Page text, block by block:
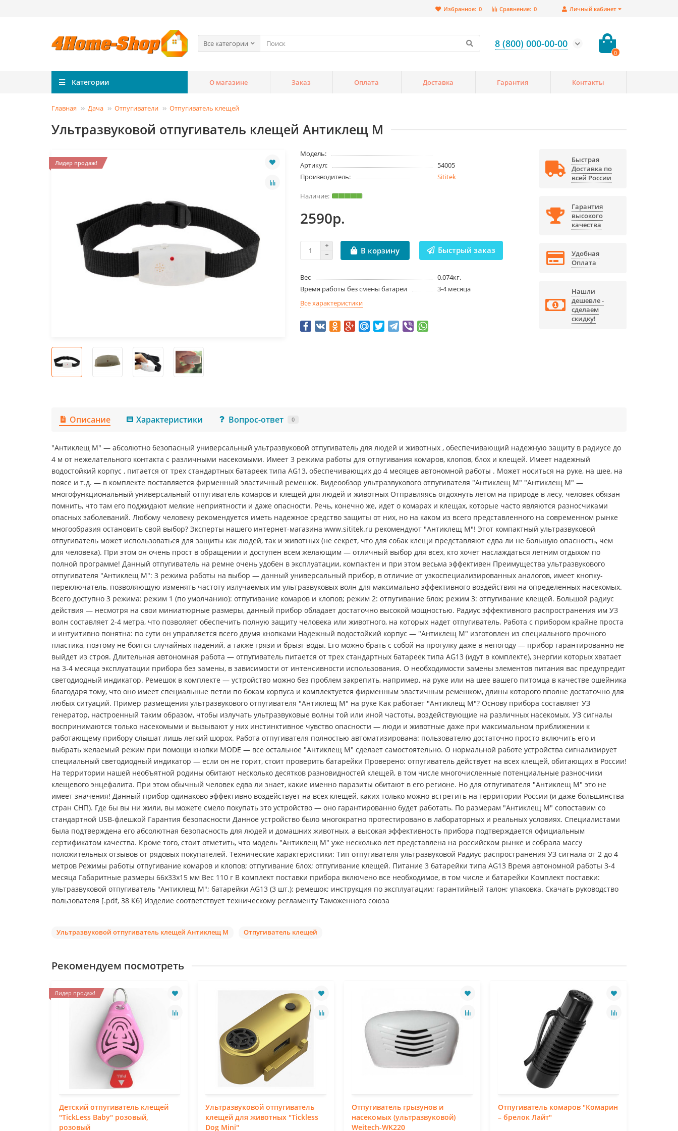
Личный кабинет
Сравнение: 0
Избранное: 0
Все категории 8 (800) 000-00-00
0
Категории О магазине Заказ Оплата Доставка Гарантия Контакты
Главная Дача Отпугиватели Отпугиватель клещей
Ультразвуковой отпугиватель клещей Антиклещ М
Лидер продаж!
Модель:
Артикул:
54005
Производитель:
Sititek
2590р.
В корзину Быстрый заказ
Вес
0.074кг.
Время работы без смены батареи
3-4 месяца
Все характеристики
Быстрая
Доставка по
всей России
Гарантия
высокого
качества
Удобная
Оплата
Нашли
дешевле -
сделаем
скидку!
Описание Характеристики Вопрос-ответ 0
"Антиклещ М" — абсолютно безопасный универсальный ультразвуковой отпугиватель для людей и животных , обеспечивающий надежную защиту в радиусе до
4 м от нежелательного контакта с различными насекомыми. Имеет 3 режима работы для отпугивания комаров, клопов, блох и клещей. Имеет надежный
водостойкий корпус , питается от трех стандартных батареек типа AG13, обеспечивающих до 4 месяцев автономной работы . Может носиться на руке, на шее, на
поясе и т.д. — в комплекте поставляется фирменный эластичный ремешок. Видеообзор ультразвукового отпугивателя "Антиклещ М" "Антиклещ М" —
многофункциональный универсальный отпугиватель комаров и клещей для людей и животных Отправляясь отдохнуть летом на природе в лесу, человек обязан
помнить, что там его поджидают мелкие неприятности и даже опасности. Речь, конечно же, идет о комарах и клещах, которые часто являются разносчиками
опасных заболеваний. Любому человеку рекомендуется иметь надежное средство защиты от них, но на каком из всего представленного на современном рынке
многообразия остановить свой выбор? Эксперты нашего интернет-магазина www.sititek.ru рекомендуют "Антиклещ М"! Этот компактный ультразвуковой
отпугиватель может использоваться для защиты как людей, так и животных (не секрет, что для собак клещи представляют едва ли не большую опасность, чем
для человека). При этом он очень прост в обращении и доступен всем желающим — отличный выбор для всех, кто хочет наслаждаться летним отдыхом по
полной программе! Данный отпугиватель на ремне очень удобен в эксплуатации, компактен и при этом весьма эффективен Преимущества ультразвукового
отпугивателя "Антиклещ М": 3 режима работы на выбор — данный универсальный прибор, в отличие от узкоспециализированных аналогов, имеет кнопку-
переключатель, позволяющую изменять частоту излучаемых им ультразвуковых волн для максимально эффективного воздействия на определенных насекомых.
Всего доступно 3 режима: режим 1 (по умолчанию): отпугивание комаров и клопов; режим 2: отпугивание блох; режим 3: отпугивание клещей. Большой радиус
действия — несмотря на свои миниатюрные размеры, данный прибор обладает достаточно высокой мощностью. Радиус эффективного распространения им УЗ
волн составляет 2-4 метра, что позволяет обеспечить полную защиту человека или животного, на которых надет отпугиватель. Работа с прибором крайне проста
и интуитивно понятна: по сути он управляется всего двумя кнопками Надежный водостойкий корпус — "Антиклещ М" изготовлен из специального прочного
пластика, поэтому не боится случайных падений, а также грязи и брызг воды. Его можно брать с собой на прогулку даже в непогоду — прибор гарантированно не
выйдет из строя. Длительная автономная работа — отпугиватель питается от трех стандартных батареек типа AG13 (идут в комплекте), энергии которых хватает
на 3-4 месяца эксплуатации прибора без замены, в зависимости от интенсивности использования. О необходимости замены элементов питания вас предупредит
светодиодный индикатор. Ремешок в комплекте — устройство можно без проблем закрепить, например, на руке или на шее вашего питомца в качестве ошейника
благодаря тому, что оно имеет специальные петли по бокам корпуса и комплектуется фирменным эластичным ремешком, длины которого вполне достаточно для
любых ситуаций. Пример размещения ультразвукового отпугивателя "Антиклещ М" на руке Как работает "Антиклещ М"? Основу прибора составляет УЗ
генератор, настроенный таким образом, чтобы излучать ультразвуковые волны той или иной частоты, воздействующие на различных насекомых. УЗ сигналы
воспринимаются только насекомыми и вызывают у них инстинктивное чувство опасности — люди и животные даже при максимальном приближении к
работающему прибору слышат лишь легкий шорох. Работа отпугивателя полностью автоматизирована: пользователю достаточно просто включить его и
выбрать желаемый режим при помощи кнопки MODE — все остальное "Антиклещ М" сделает самостоятельно. О нормальной работе устройства сигнализирует
специальный светодиодный индикатор — если он не горит, стоит проверить батарейки Проверено: отпугиватель действует на всех клещей, обитающих в России!
На территории нашей необъятной родины обитают несколько десятков разновидностей клещей, в том числе многочисленные потенциальные разносчики
клещевого энцефалита. При этом обычный человек едва ли знает, какие именно паразиты обитают в его регионе. Но для отпугивателя "Антиклещ М" это не
имеет значения! Данный прибор одинаково эффективно воздействует на всех клещей, каких только можно встретить на территории России (и даже большинства
стран СНГ!). Где бы вы ни жили, вы можете смело покупать это устройство — оно гарантированно будет работать. По размерам "Антиклещ М" сопоставим со
стандартной USB-флешкой Гарантия безопасности Данное устройство было многократно протестировано в лабораторных и реальных условиях. Специалистами
была подтверждена его абсолютная безопасность для людей и домашних животных, а высокая эффективность прибора подтверждается официальным
сертификатом качества. Кроме того, стоит отметить, что модель "Антиклещ М" уже несколько лет представлена на российском рынке и собрала массу
положительных отзывов от рядовых покупателей. Технические характеристики: Тип отпугивателя ультразвуковой Радиус распространения УЗ сигнала от 2 до 4
метров Режимы работы отпугивание комаров и клопов; отпугивание блох; отпугивание клещей. Питание 3 батарейки типа AG13 Время автономной работы 3-4
месяца Габаритные размеры 66х33х15 мм Вес 110 г В комплект поставки прибора включено все необходимое, в том числе и батарейки Комплект поставки:
ультразвуковой отпугиватель "Антиклещ М"; батарейки AG13 (3 шт.); ремешок; инструкция по эксплуатации; гарантийный талон; упаковка. Скачать руководство
пользователя [.pdf, 38 Кб] Изделие соответствует техническому регламенту Таможенного союза
Ультразвуковой отпугиватель клещей Антиклещ М Отпугиватель клещей
Рекомендуем посмотреть
Лидер продаж!
Детский отпугиватель клещей
"TickLess Baby" розовый,
розовый
Ультразвуковой отпугиватель
клещей для животных "Tickless
Dog Mini"
Отпугиватель грызунов и
насекомых (ультразвуковой)
Weitech-WK220
Отпугиватель комаров "Комарин
– брелок Лайт"